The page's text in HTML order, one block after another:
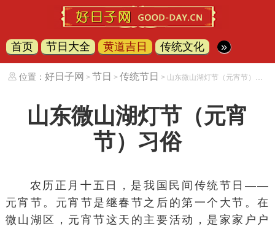
首页 节日大全 黄道吉日 传统文化 »
位置： 好日子网 > 节日 > 传统节日 > 山东微山湖灯节（元宵节）习俗
山东微山湖灯节（元宵
节）习俗
农历正月十五日，是我国民间传统节日——
元宵节。元宵节是继春节之后的第一个大节。在
微山湖区，元宵节这天的主要活动，是家家户户